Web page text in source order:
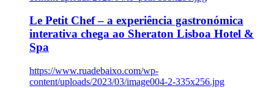
Le Petit Chef – a experiência gastronómica
interativa chega ao Sheraton Lisboa Hotel &
Spa
https://www.ruadebaixo.com/wp-
content/uploads/2023/03/image004-2-335x256.jpg